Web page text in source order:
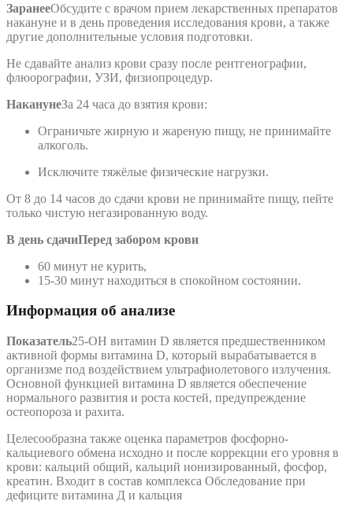
ЗаранееОбсудите с врачом прием лекарственных препаратов
накануне и в день проведения исследования крови, а также
другие дополнительные условия подготовки.
Не сдавайте анализ крови сразу после рентгенографии,
флюорографии, УЗИ, физиопроцедур.
НаканунеЗа 24 часа до взятия крови:
Ограничьте жирную и жареную пищу, не принимайте
алкоголь.
Исключите тяжёлые физические нагрузки.
От 8 до 14 часов до сдачи крови не принимайте пищу, пейте
только чистую негазированную воду.
В день сдачиПеред забором крови
60 минут не курить,
15-30 минут находиться в спокойном состоянии.
Информация об анализе
Показатель25-OH витамин D является предшественником
активной формы витамина D, который вырабатывается в
организме под воздействием ультрафиолетового излучения.
Основной функцией витамина D является обеспечение
нормального развития и роста костей, предупреждение
остеопороза и рахита.
Целесообразна также оценка параметров фосфорно-
кальциевого обмена исходно и после коррекции его уровня в
крови: кальций общий, кальций ионизированный, фосфор,
креатин. Входит в состав комплекса Обследование при
дефиците витамина Д и кальция